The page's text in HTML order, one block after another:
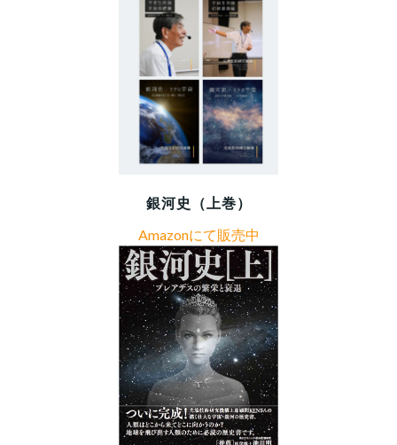
銀河史（上巻）
Amazonにて販売中